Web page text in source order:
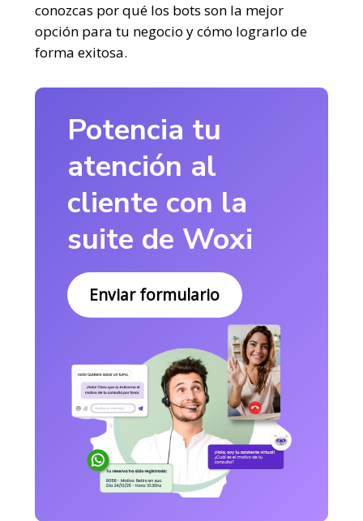
conozcas por qué los bots son la mejor
opción para tu negocio y cómo lograrlo de
forma exitosa.
Potencia tu
atención al
cliente con la
suite de Woxi
Enviar formulario